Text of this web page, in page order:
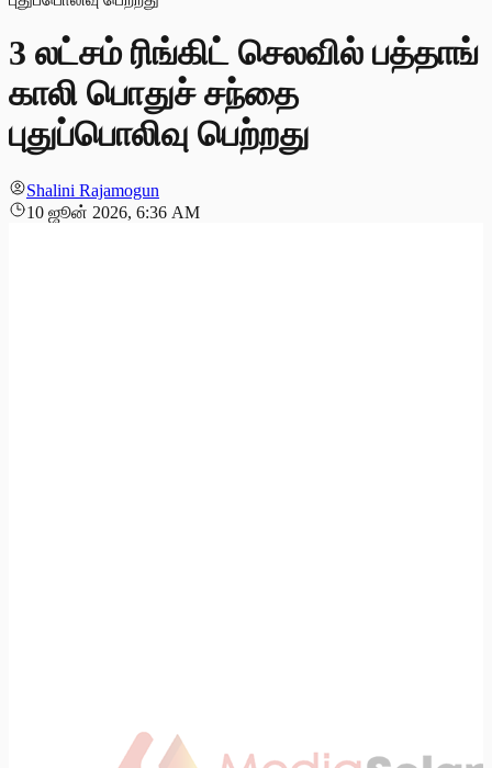
3 லட்சம் ரிங்கிட் செலவில் பத்தாங்
காலி பொதுச் சந்தை
புதுப்பொலிவு பெற்றது
Shalini Rajamogun
10 ஜூன் 2026, 6:36 AM